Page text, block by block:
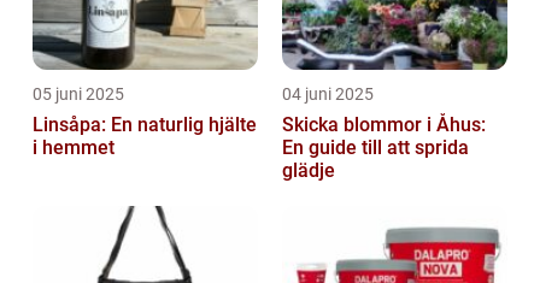
05 juni 2025
Linsåpa: En naturlig hjälte
i hemmet
04 juni 2025
Skicka blommor i Åhus:
En guide till att sprida
glädje